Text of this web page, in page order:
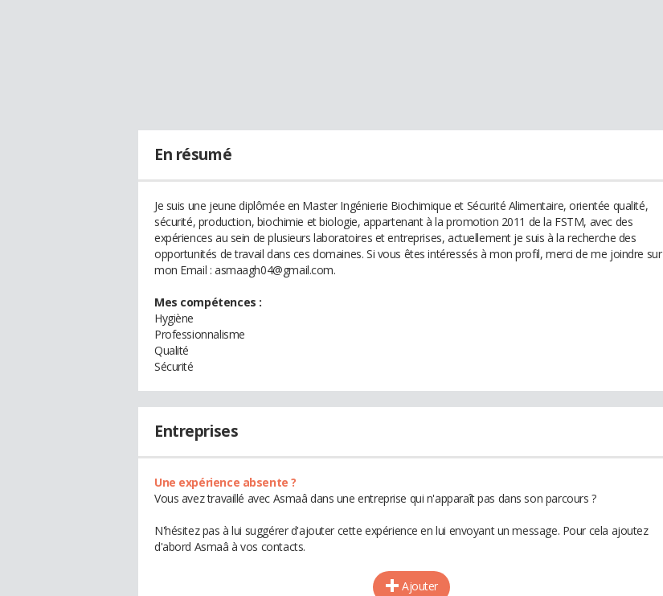
En résumé
Je suis une jeune diplômée en Master Ingénierie Biochimique et Sécurité Alimentaire, orientée qualité,
sécurité, production, biochimie et biologie, appartenant à la promotion 2011 de la FSTM, avec des
expériences au sein de plusieurs laboratoires et entreprises, actuellement je suis à la recherche des
opportunités de travail dans ces domaines. Si vous êtes intéressés à mon profil, merci de me joindre sur
mon Email : asmaagh04@gmail.com.
Mes compétences :
Hygiène
Professionnalisme
Qualité
Sécurité
Entreprises
Une expérience absente ?
Vous avez travaillé avec Asmaâ dans une entreprise qui n'apparaît pas dans son parcours ?
N'hésitez pas à lui suggérer d'ajouter cette expérience en lui envoyant un message. Pour cela ajoutez
d'abord Asmaâ à vos contacts.
Ajouter